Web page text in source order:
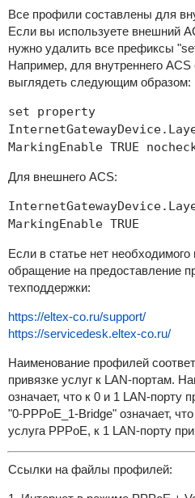
Все профили составлены для
Если вы используете внешний
нужно удалить все префиксы
Например, для внутреннего
выглядеть следующим образом:
set property
MarkingEnable TRUE
Для внешнего ACS:
MarkingEnable TRUE
Если в статье нет
обращение на предоставление
техподдержки:
https://eltex-co.ru/support/
https://servicedesk.eltex-co.ru/
Наименование профилей
привязке услуг к LAN-портам.
означает, что к 0 и 1 LAN-порту
"0-PPPoE_1-Bridge" означает,
услуга PPPoE, к 1 LAN-порту
Ссылки на файлы профилей: